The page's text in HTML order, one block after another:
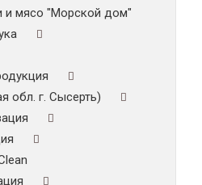
и мясо "Морской дом"
обл. г. Сысерть)